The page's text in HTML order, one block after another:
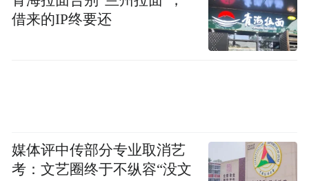
借来的IP终要还
媒体评中传部分专业取消艺
考：文艺圈终于不纵容“没文